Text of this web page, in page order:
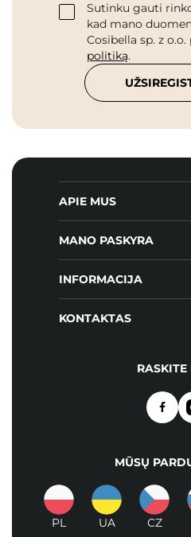
Sutinku gauti
kad mano
Cosibella sp. z o.o.
politiką.
APIE MUS
MANO PASKYRA
INFORMACIJA
KONTAKTAS
RASKITE
MŪSŲ
PL UA CZ